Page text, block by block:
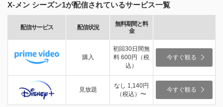
X-メン シーズン1が配信されているサービス一覧
配信サービス 配信状況
無料期間と料
金
購入
初回30日間無
料 600円（税
込）
今すぐ観る
見放題
なし 1,140円
（税込）〜
今すぐ観る